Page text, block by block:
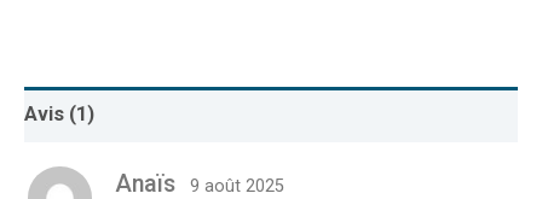
Avis (1)
Anaïs 9 août 2025